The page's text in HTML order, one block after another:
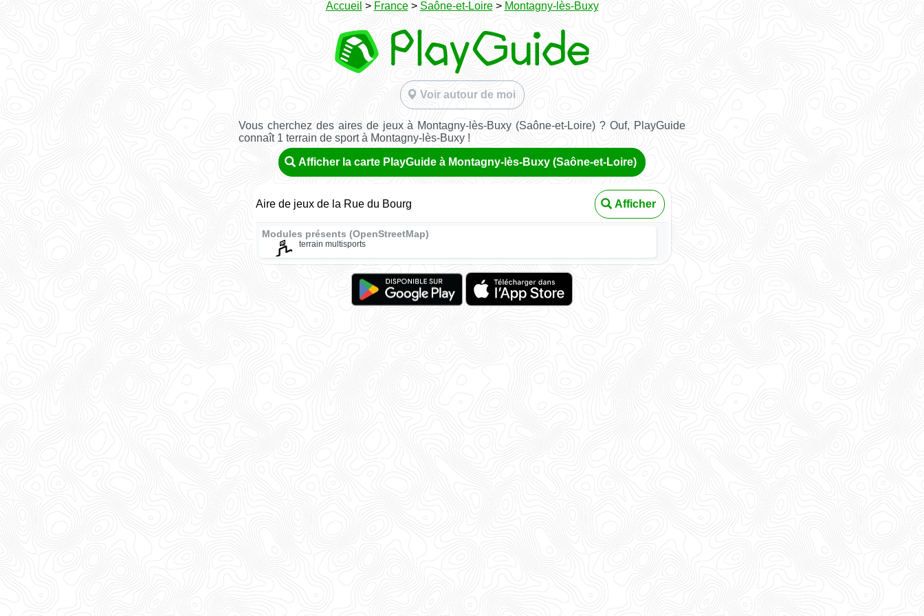
Accueil > France> Saône-et-Loire> Montagny-lès-Buxy
Voir autour de moi
Vous cherchez des aires de jeux à Montagny-lès-Buxy (Saône-et-Loire) ? Ouf, PlayGuide
connaît 1 terrain de sport à Montagny-lès-Buxy !
Afficher la carte PlayGuide à Montagny-lès-Buxy (Saône-et-Loire)
Aire de jeux de la Rue du Bourg Afficher
Modules présents (OpenStreetMap)
terrain multisports